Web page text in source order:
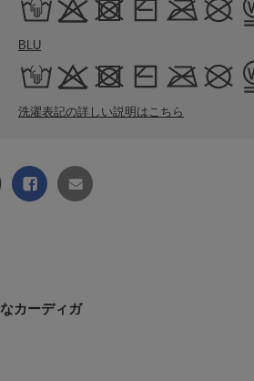
BLU
洗濯表記の詳しい説明はこちら
カーディガ